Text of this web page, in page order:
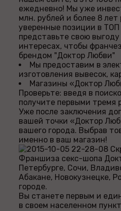
ежедневно! Мы уже
млн. рублей и более 8
уверенные позиции в
представьте свою
интересах, чтобы
брендом "Доктор Любви"
Мы предоставим в
изготовления вывесок,
Магазины «Доктор
Проверьте: введя в
получите первыми тремя
Уже после заключения
вашей точки «Доктор
вашего города. Выбрав
именно в ваш магазин!
Франшиза секс-шопа
Петербурге, Сочи,
Абакане, Новокузнецке,
городе.
Вы станете первым и
в своем населенном